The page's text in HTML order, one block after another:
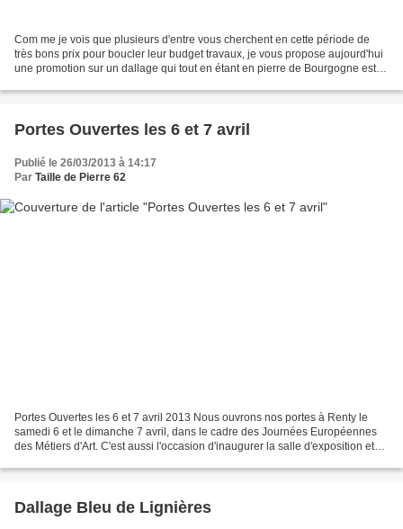
Com me je vois que plusieurs d'entre vous cherchent en cette période de
très bons prix pour boucler leur budget travaux, je vous propose aujourd'hui
une promotion sur un dallage qui tout en étant en pierre de Bourgogne est
Portes Ouvertes les 6 et 7 avril
Publié le 26/03/2013 à 14:17
Par Taille de Pierre 62
Portes Ouvertes les 6 et 7 avril 2013 Nous ouvrons nos portes à Renty le
samedi 6 et le dimanche 7 avril, dans le cadre des Journées Européennes
des Métiers d'Art. C'est aussi l'occasion d'inaugurer la salle d'exposition et
Dallage Bleu de Lignières